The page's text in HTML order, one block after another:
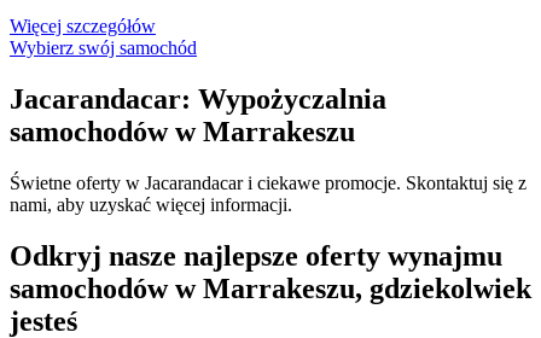
Więcej szczegółów
Wybierz swój samochód
Jacarandacar: Wypożyczalnia
samochodów w Marrakeszu
Świetne oferty w Jacarandacar i ciekawe promocje. Skontaktuj się z
nami, aby uzyskać więcej informacji.
Odkryj nasze najlepsze oferty wynajmu
samochodów w Marrakeszu, gdziekolwiek
jesteś